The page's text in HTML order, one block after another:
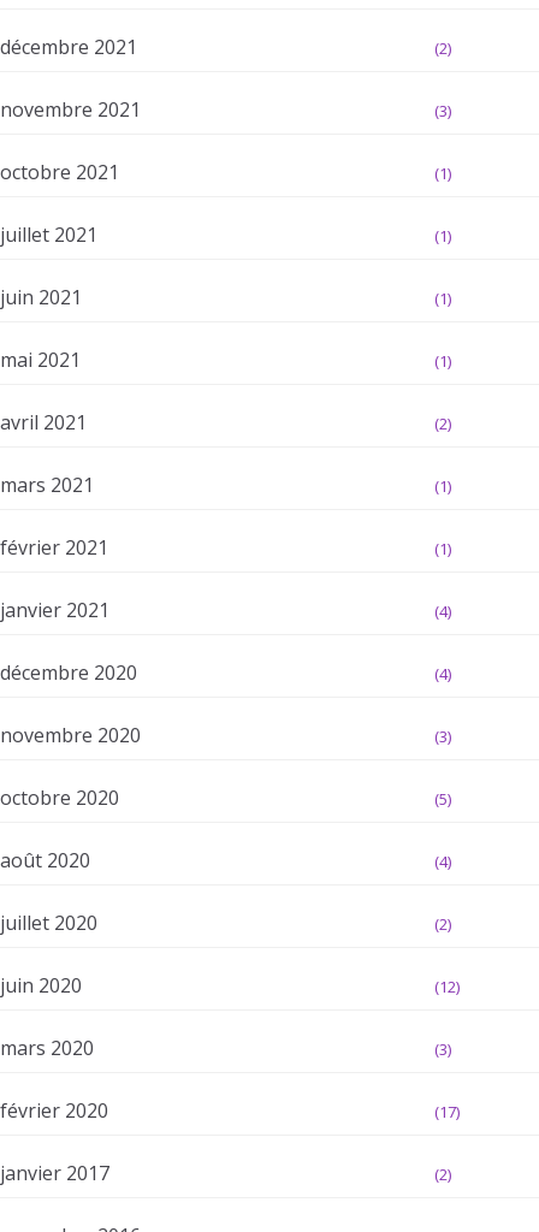
décembre 2021 (2)
novembre 2021 (3)
octobre 2021 (1)
juillet 2021 (1)
juin 2021 (1)
mai 2021 (1)
avril 2021 (2)
mars 2021 (1)
février 2021 (1)
janvier 2021 (4)
décembre 2020 (4)
novembre 2020 (3)
octobre 2020 (5)
août 2020 (4)
juillet 2020 (2)
juin 2020 (12)
mars 2020 (3)
février 2020 (17)
janvier 2017 (2)